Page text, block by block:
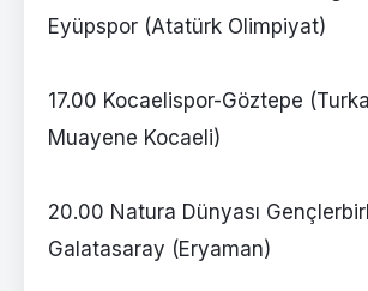
Eyüpspor (Atatürk Olimpiyat)
17.00 Kocaelispor-Göztepe
Muayene Kocaeli)
20.00 Natura Dünyası
Galatasaray (Eryaman)